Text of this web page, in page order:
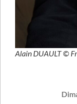
Alain DUAULT ©